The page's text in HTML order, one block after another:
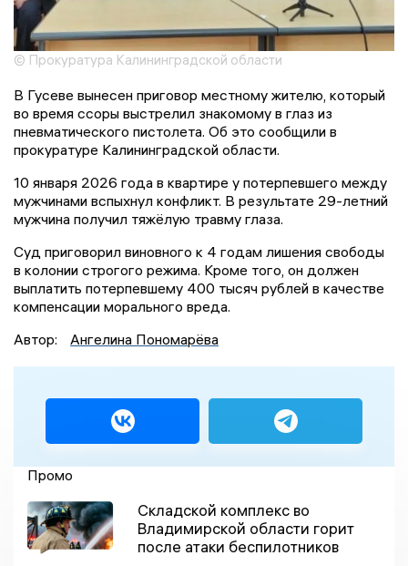
© Прокуратура Калининградской области
В Гусеве вынесен приговор местному жителю, который
во время ссоры выстрелил знакомому в глаз из
пневматического пистолета. Об это сообщили в
прокуратуре Калининградской области.
10 января 2026 года в квартире у потерпевшего между
мужчинами вспыхнул конфликт. В результате 29-летний
мужчина получил тяжёлую травму глаза.
Суд приговорил виновного к 4 годам лишения свободы
в колонии строгого режима. Кроме того, он должен
выплатить потерпевшему 400 тысяч рублей в качестве
компенсации морального вреда.
Автор:
Ангелина Пономарёва
Промо
Складской комплекс во
Владимирской области горит
после атаки беспилотников